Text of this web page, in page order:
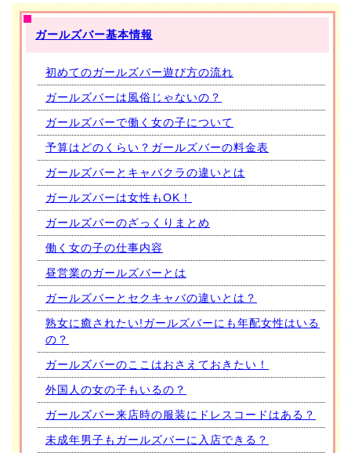
ガールズバー基本情報
初めてのガールズバー遊び方の流れ
ガールズバーは風俗じゃないの？
ガールズバーで働く女の子について
予算はどのくらい？ガールズバーの料金表
ガールズバーとキャバクラの違いとは
ガールズバーは女性もOK！
ガールズバーのざっくりまとめ
働く女の子の仕事内容
昼営業のガールズバーとは
ガールズバーとセクキャバの違いとは？
熟女に癒されたい!ガールズバーにも年配女性はいる
の？
ガールズバーのここはおさえておきたい！
外国人の女の子もいるの？
ガールズバー来店時の服装にドレスコードはある？
未成年男子もガールズバーに入店できる？